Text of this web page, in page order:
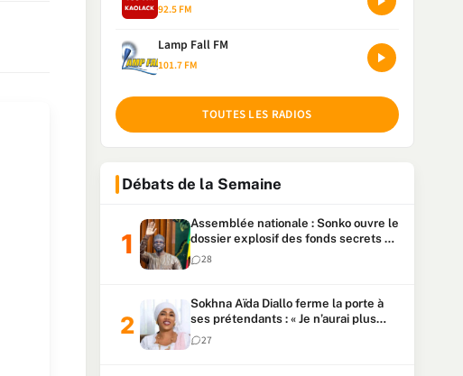
92.5 FM
Lamp Fall FM
101.7 FM
TOUTES LES RADIOS
Débats de la Semaine
Assemblée nationale : Sonko ouvre le
dossier explosif des fonds secrets et
du patrimoine présidentiel
28
Sokhna Aïda Diallo ferme la porte à
ses prétendants : « Je n’aurai plus
jamais un autre mari »
27